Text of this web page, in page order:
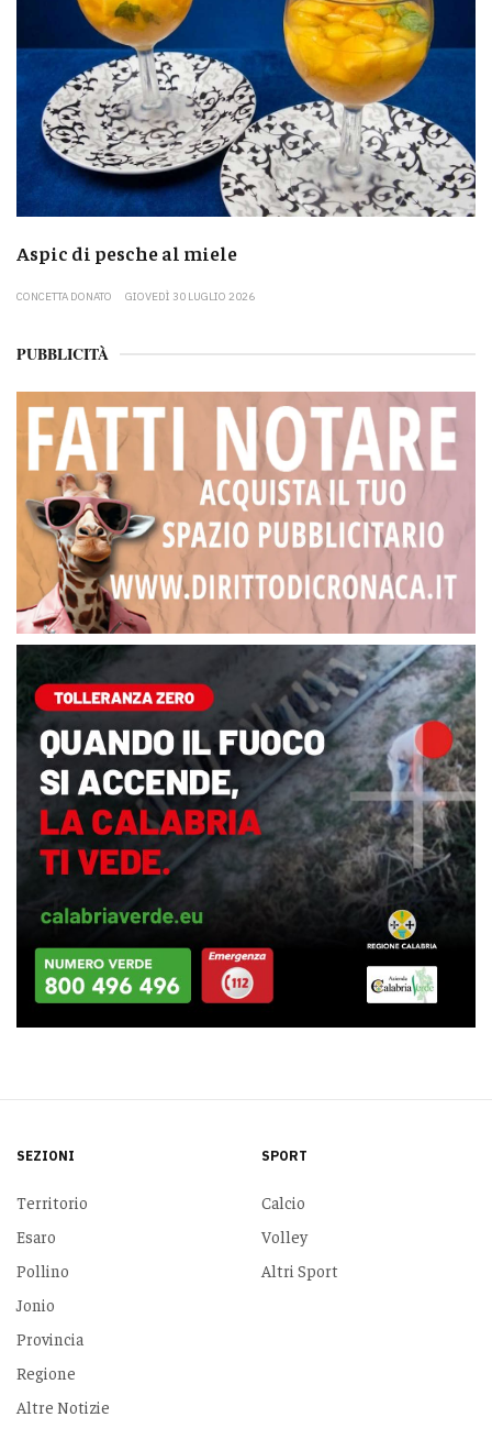
Aspic di pesche al miele
CONCETTA DONATO GIOVEDÌ 30 LUGLIO 2026
PUBBLICITÀ
SEZIONI
Territorio
Esaro
Pollino
Jonio
Provincia
Regione
Altre Notizie
SPORT
Calcio
Volley
Altri Sport